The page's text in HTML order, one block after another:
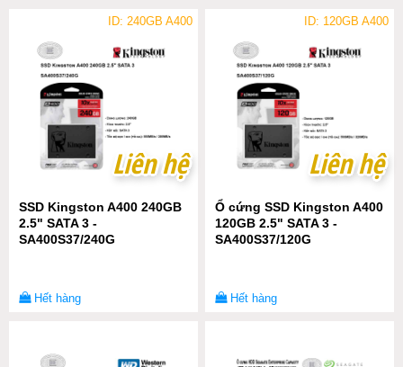
ID: 240GB A400
Liên hệ
Liên hệ
SSD Kingston A400 240GB
2.5" SATA 3 -
SA400S37/240G
Hết hàng
ID: 120GB A400
Liên hệ
Liên hệ
Ổ cứng SSD Kingston A400
120GB 2.5" SATA 3 -
SA400S37/120G
Hết hàng